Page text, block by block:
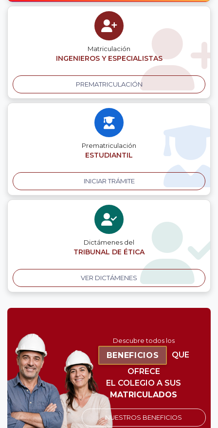
Matriculación
INGENIEROS Y ESPECIALISTAS
PREMATRICULACIÓN
Prematriculación
ESTUDIANTIL
INICIAR TRÁMITE
Dictámenes del
TRIBUNAL DE ÉTICA
VER DICTÁMENES
Descubre todos los
BENEFICIOS
QUE
OFRECE
EL COLEGIO A SUS
MATRICULADOS
NUESTROS BENEFICIOS